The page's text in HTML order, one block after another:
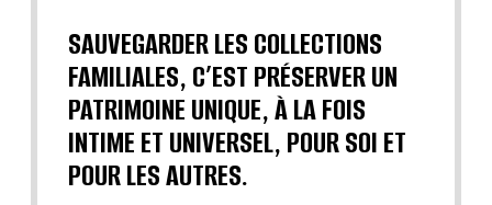
SAUVEGARDER LES COLLECTIONS
FAMILIALES, C’EST PRÉSERVER UN
PATRIMOINE UNIQUE, À LA FOIS
INTIME ET UNIVERSEL, POUR SOI ET
POUR LES AUTRES.